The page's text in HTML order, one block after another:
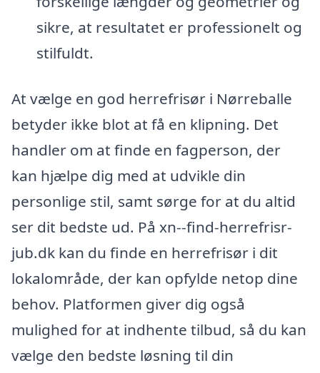
sikre, at resultatet er professionelt og
stilfuldt.
At vælge en god herrefrisør i Nørreballe
betyder ikke blot at få en klipning. Det
handler om at finde en fagperson, der
kan hjælpe dig med at udvikle din
personlige stil, samt sørge for at du altid
ser dit bedste ud. På xn--find-herrefrisr-
jub.dk kan du finde en herrefrisør i dit
lokalområde, der kan opfylde netop dine
behov. Platformen giver dig også
mulighed for at indhente tilbud, så du kan
vælge den bedste løsning til din